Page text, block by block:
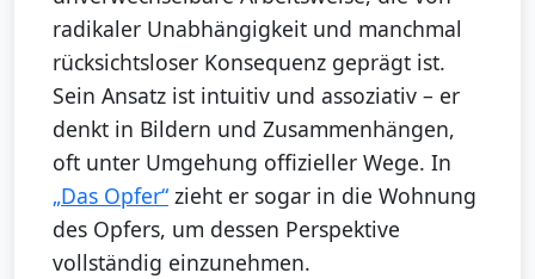
radikaler Unabhängigkeit und manchmal
rücksichtsloser Konsequenz geprägt ist.
Sein Ansatz ist intuitiv und assoziativ – er
denkt in Bildern und Zusammenhängen,
oft unter Umgehung offizieller Wege. In
„Das Opfer“ zieht er sogar in die Wohnung
des Opfers, um dessen Perspektive
vollständig einzunehmen.